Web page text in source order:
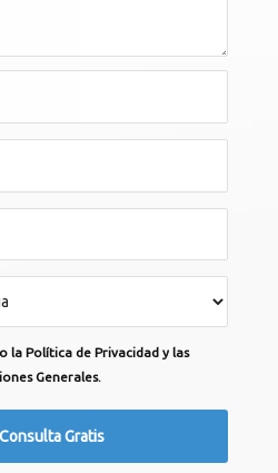
la Política de Privacidad y las
Generales.